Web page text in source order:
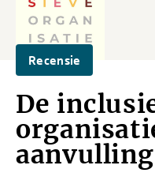
Recensie
De